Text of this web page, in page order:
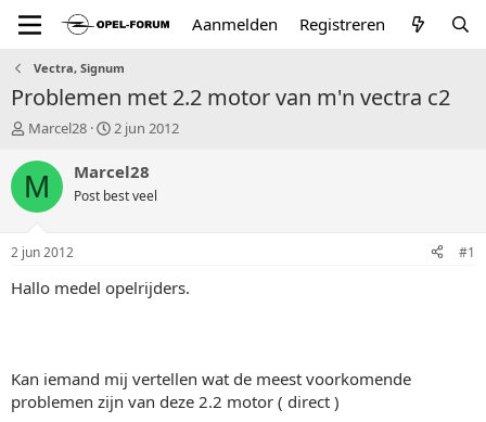
Aanmelden Registreren
Vectra, Signum
Problemen met 2.2 motor van m'n vectra c2
T
p
i
a
r
Marcel28
S
a
t
u
m
2 jun 2012
M Marcel28
Post best veel
2 jun 2012 #1
Hallo medel opelrijders.
Kan iemand mij vertellen wat de meest voorkomende
problemen zijn van deze 2.2 motor ( direct )